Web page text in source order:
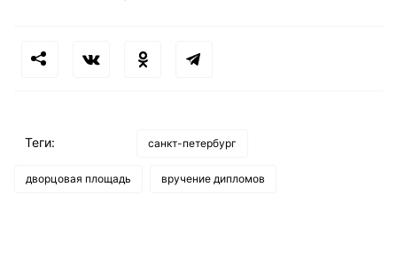
Теги: санкт-петербург
дворцовая площадь вручение дипломов